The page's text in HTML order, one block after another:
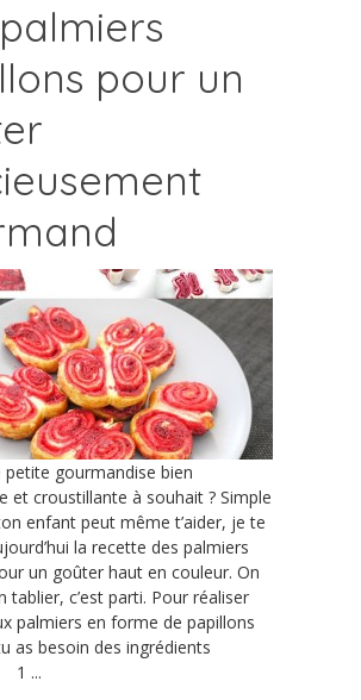
pour un
petite gourmandise bien
et croustillante à souhait ? Simple
enfant peut même t’aider, je te
la recette des palmiers
un goûter haut en couleur. On
tablier, c’est parti. Pour réaliser
palmiers en forme de papillons
as besoin des ingrédients
1 ...